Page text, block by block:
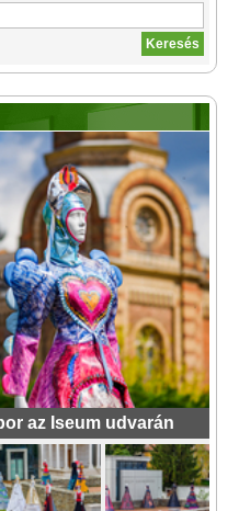
az Iseum udvarán